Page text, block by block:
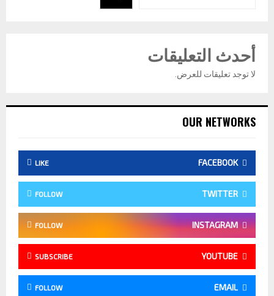
أحدث التعليقات
لا توجد تعليقات للعرض.
OUR NETWORKS
FACEBOOK
LIKE
TWITTER
FOLLOW
INSTAGRAM
FOLLOW
YOUTUBE
SUBSCRIBE
EMAIL
FOLLOW